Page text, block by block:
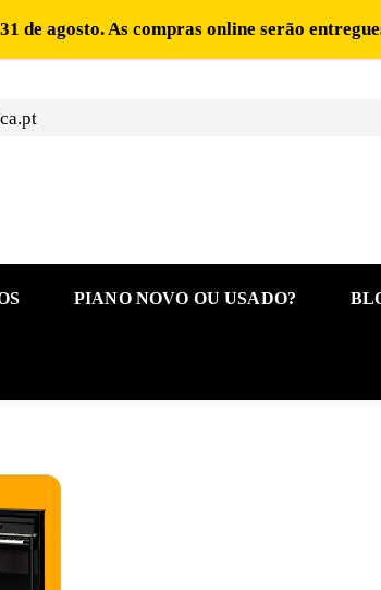
de agosto. As compras online serão
PIANO NOVO OU USADO?